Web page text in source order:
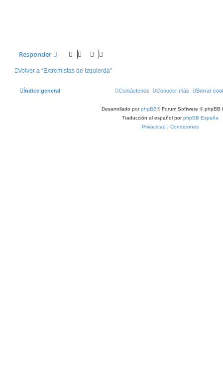
Responder
Volver a “Extremistas de Izquierda”
Índice general Borrar
Conocer más
Contáctenos
Desarrollado porphpBB® Forum Software © phpBB
Traducción al español porphpBB España
Privacidad | Condiciones